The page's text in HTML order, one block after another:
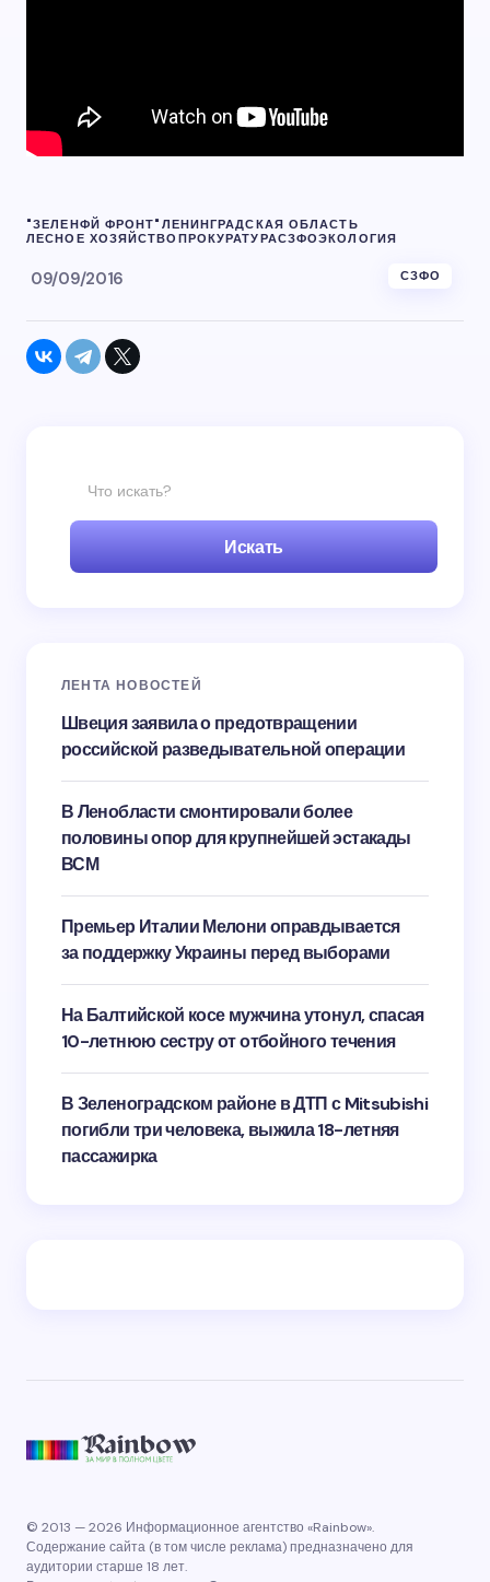
"ЗЕЛЕНФЙ ФРОНТ" ЛЕНИНГРАДСКАЯ ОБЛАСТЬ
ЛЕСНОЕ ХОЗЯЙСТВО ПРОКУРАТУРАСЗФОЭКОЛОГИЯ
09/09/2016 СЗФО
Искать
ЛЕНТА НОВОСТЕЙ
Швеция заявила о предотвращении
российской разведывательной операции
В Ленобласти смонтировали более
половины опор для крупнейшей эстакады
ВСМ
Премьер Италии Мелони оправдывается
за поддержку Украины перед выборами
На Балтийской косе мужчина утонул, спасая
10-летнюю сестру от отбойного течения
В Зеленоградском районе в ДТП с Mitsubishi
погибли три человека, выжила 18-летняя
пассажирка
© 2013 — 2026 Информационное агентство «Rainbow».
Содержание сайта (в том числе реклама) предназначено для
аудитории старше 18 лет.